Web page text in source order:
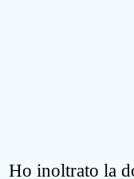
Ho inoltrato la